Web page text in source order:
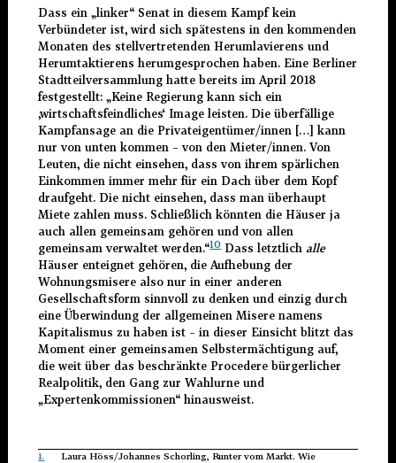
Dass ein „linker“ Senat in diesem Kampf kein
Verbündeter ist, wird sich spätestens in den kommenden
Monaten des stellvertretenden Herumlavierens und
Herumtaktierens herumgesprochen haben. Eine Berliner
Stadtteilversammlung hatte bereits im April 2018
festgestellt: „Keine Regierung kann sich ein
‚wirtschaftsfeindliches‘ Image leisten. Die überfällige
Kampfansage an die Privateigentümer/innen […] kann
nur von unten kommen – von den Mieter/innen. Von
Leuten, die nicht einsehen, dass von ihrem spärlichen
Einkommen immer mehr für ein Dach über dem Kopf
draufgeht. Die nicht einsehen, dass man überhaupt
Miete zahlen muss. Schließlich könnten die Häuser ja
auch allen gemeinsam gehören und von allen
gemeinsam verwaltet werden.“10Dass letztlichalle
Häuser enteignet gehören, die Aufhebung der
Wohnungsmisere also nur in einer anderen
Gesellschaftsform sinnvoll zu denken und einzig durch
eine Überwindung der allgemeinen Misere namens
Kapitalismus zu haben ist – in dieser Einsicht blitzt das
Moment einer gemeinsamen Selbstermächtigung auf,
die weit über das beschränkte Procedere bürgerlicher
Realpolitik, den Gang zur Wahlurne und
„Expertenkommissionen“ hinausweist.
1.
Laura Höss/Johannes Schorling, Runter vom Markt. Wie